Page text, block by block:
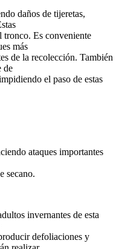
daños de tijeretas,
tronco. Es conveniente
más
de la recolección. También
de
el paso de estas
ataques importantes
secano.
invernantes de esta
defoliaciones y